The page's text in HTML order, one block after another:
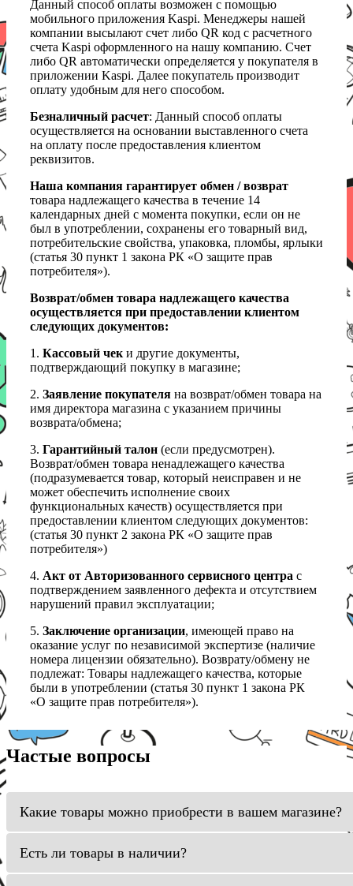
Данный способ оплаты возможен с помощью
мобильного приложения Kaspi. Менеджеры нашей
компании высылают счет либо QR код с расчетного
счета Kaspi оформленного на нашу компанию. Счет
либо QR автоматически определяется у покупателя в
приложении Kaspi. Далее покупатель производит
оплату удобным для него способом.
Безналичный расчет: Данный способ оплаты
осуществляется на основании выставленного счета
на оплату после предоставления клиентом
реквизитов.
Наша компания гарантирует обмен / возврат
товара надлежащего качества в течение 14
календарных дней с момента покупки, если он не
был в употреблении, сохранены его товарный вид,
потребительские свойства, упаковка, пломбы, ярлыки
(статья 30 пункт 1 закона РК «О защите прав
потребителя»).
Возврат/обмен товара надлежащего качества
осуществляется при предоставлении клиентом
следующих документов:
1. Кассовый чек и другие документы,
подтверждающий покупку в магазине;
2. Заявление покупателя на возврат/обмен товара на
имя директора магазина с указанием причины
возврата/обмена;
3. Гарантийный талон (если предусмотрен).
Возврат/обмен товара ненадлежащего качества
(подразумевается товар, который неисправен и не
может обеспечить исполнение своих
функциональных качеств) осуществляется при
предоставлении клиентом следующих документов:
(статья 30 пункт 2 закона РК «О защите прав
потребителя»)
4. Акт от Авторизованного сервисного центра с
подтверждением заявленного дефекта и отсутствием
нарушений правил эксплуатации;
5. Заключение организации, имеющей право на
оказание услуг по независимой экспертизе (наличие
номера лицензии обязательно). Возврату/обмену не
подлежат: Товары надлежащего качества, которые
были в употреблении (статья 30 пункт 1 закона РК
«О защите прав потребителя»).
Частые вопросы
Какие товары можно приобрести в вашем магазине?
Есть ли товары в наличии?